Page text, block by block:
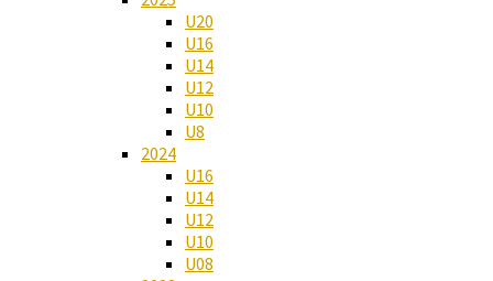
U20
U16
U14
U12
U10
U8
2024
U16
U14
U12
U10
U08